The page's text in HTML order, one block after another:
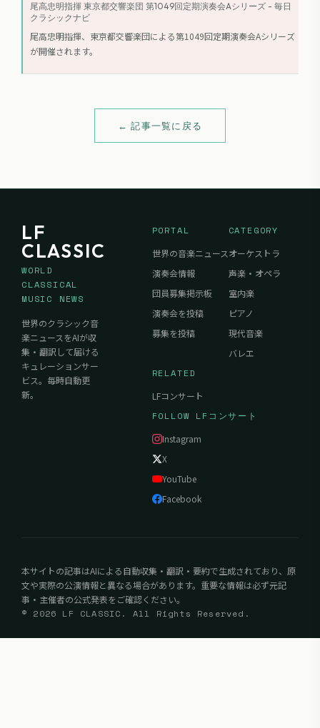
尾高忠明指揮 東京都交響楽団 第1049回定期演奏会Aシリーズ - 毎日
クラシックナビ
尾高忠明指揮、東京都交響楽団による第1049回定期演奏会Aシリーズ
が開催されます。
← 記事一覧に戻る
LF
CLASSIC
WORLD
CLASSICAL
MUSIC NEWS
世界のクラシック音
楽ニュースをAIが収
集・翻訳して届ける
キュレーションサー
ビス。毎時自動更
新。
PORTAL
世界の音楽ニュース
演奏会情報
団員募集掲示板
演奏会を投稿
募集を投稿
CATEGORY
オーケストラ
声楽・オペラ
室内楽
ピアノ
現代音楽
バレエ
RELATED
LFコンサート
FOLLOW LFコンサート
Instagram
X
YouTube
Facebook
本サイトの記事はAIによる自動収集・翻訳・要約で生成されており、原
文や実際の公演情報と異なる場合があります。重要な情報は必ず元記
事・主催者の公式発表をご確認ください。
© 2026 LF CLASSIC. All Rights Reserved.